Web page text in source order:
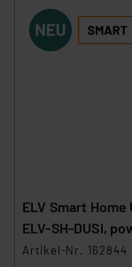
ELV Smart
ELV-SH-DUSI,
Artikel-Nr. 162844